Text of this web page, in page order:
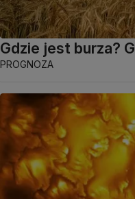
Gdzie jest burza?
PROGNOZA